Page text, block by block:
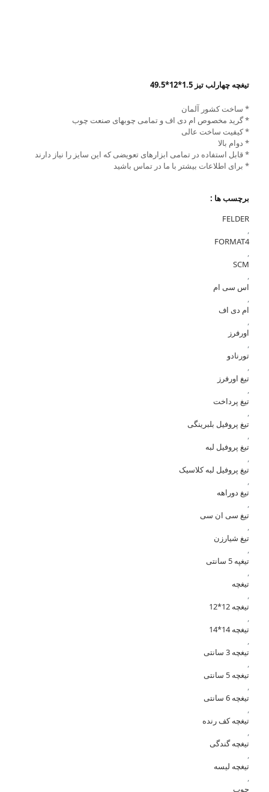
تیغچه چهارلب تیز 1.5*12*49.5
* ساخت کشور آلمان
* گرید مخصوص ام دی اف و تمامی چوبهای صنعت چوب
* کیفیت ساخت عالی
* دوام بالا
* قابل استفاده در تمامی ابزارهای تعویضی که این سایز را نیاز دارند
* برای اطلاعات بیشتر با ما در تماس باشید
برچسب ها :
FELDER
,
FORMAT4
,
SCM
,
اس سی ام
,
ام دی اف
,
اورفرز
,
تورنادو
,
تیغ اورفرز
,
تیغ پرداخت
,
تیغ پروفیل بلبرینگی
,
تیغ پروفیل لبه
,
تیغ پروفیل لبه کلاسیک
,
تیغ دوراهه
,
تیغ سی ان سی
,
تیغ شیارزن
,
تیغپه 5 سانتی
,
تیغچه
,
تیغچه 12*12
,
تیغچه 14*14
,
تیغچه 3 سانتی
,
تیغچه 5 سانتی
,
تیغچه 6 سانتی
,
تیغچه کف رنده
,
تیغچه گندگی
,
تیغچه لیسه
,
چوب